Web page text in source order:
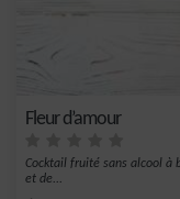
Fleur d’amour
Cocktail fruité sans alcool à
et de...